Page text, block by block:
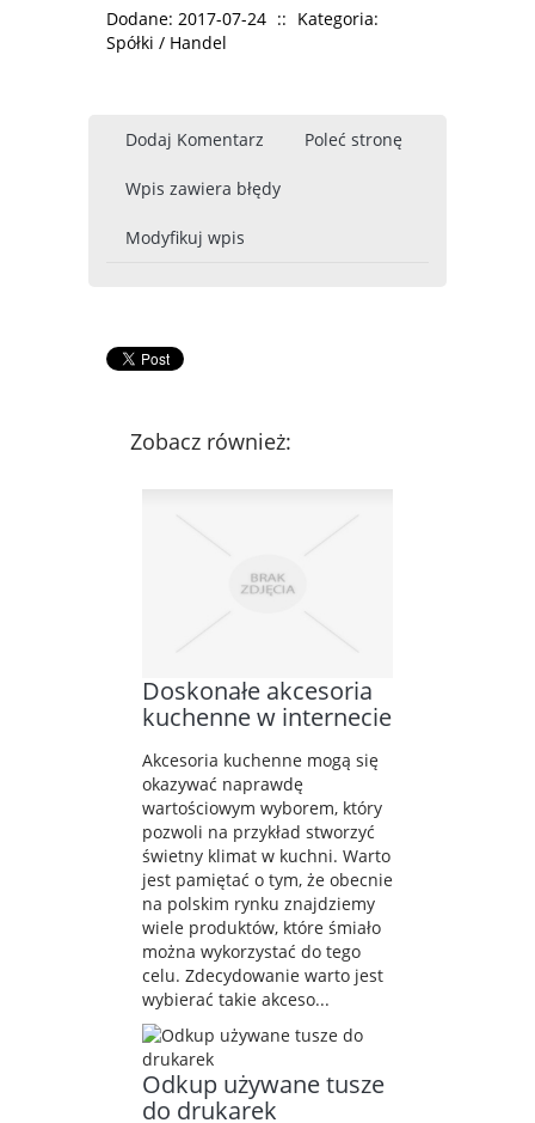
Dodane: 2017-07-24 :: Kategoria:
Spółki / Handel
Dodaj Komentarz Poleć stronę
Wpis zawiera błędy
Modyfikuj wpis
Zobacz również:
Doskonałe akcesoria
kuchenne w internecie
Akcesoria kuchenne mogą się
okazywać naprawdę
wartościowym wyborem, który
pozwoli na przykład stworzyć
świetny klimat w kuchni. Warto
jest pamiętać o tym, że obecnie
na polskim rynku znajdziemy
wiele produktów, które śmiało
można wykorzystać do tego
celu. Zdecydowanie warto jest
wybierać takie akceso...
Odkup używane tusze
do drukarek